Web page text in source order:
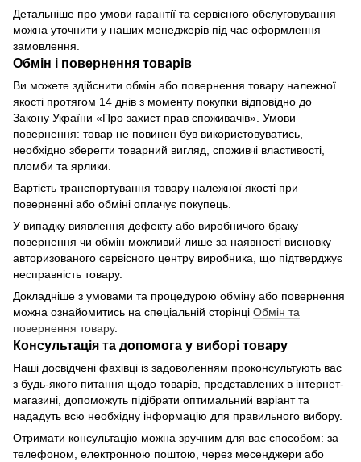
Детальніше про умови гарантії та сервісного обслуговування
можна уточнити у наших менеджерів під час оформлення
замовлення.
Обмін і повернення товарів
Ви можете здійснити обмін або повернення товару належної
якості протягом 14 днів з моменту покупки відповідно до
Закону України «Про захист прав споживачів». Умови
повернення: товар не повинен був використовуватись,
необхідно зберегти товарний вигляд, споживчі властивості,
пломби та ярлики.
Вартість транспортування товару належної якості при
поверненні або обміні оплачує покупець.
У випадку виявлення дефекту або виробничого браку
повернення чи обмін можливий лише за наявності висновку
авторизованого сервісного центру виробника, що підтверджує
несправність товару.
Докладніше з умовами та процедурою обміну або повернення
можна ознайомитись на спеціальній сторінці Обмін та
повернення товару.
Консультація та допомога у виборі товару
Наші досвідчені фахівці із задоволенням проконсультують вас
з будь-якого питання щодо товарів, представлених в інтернет-
магазині, допоможуть підібрати оптимальний варіант та
нададуть всю необхідну інформацію для правильного вибору.
Отримати консультацію можна зручним для вас способом: за
телефоном, електронною поштою, через месенджери або